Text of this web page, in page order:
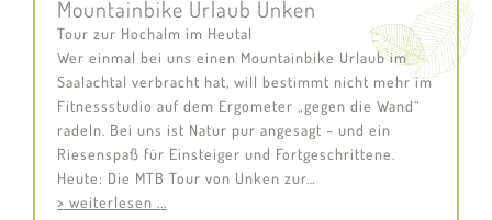
Mountainbike Urlaub Unken
Tour zur Hochalm im Heutal
Wer einmal bei uns einen Mountainbike Urlaub im
Saalachtal verbracht hat, will bestimmt nicht mehr im
Fitnessstudio auf dem Ergometer „gegen die Wand“
radeln. Bei uns ist Natur pur angesagt – und ein
Riesenspaß für Einsteiger und Fortgeschrittene.
Heute: Die MTB Tour von Unken zur…
> weiterlesen ...